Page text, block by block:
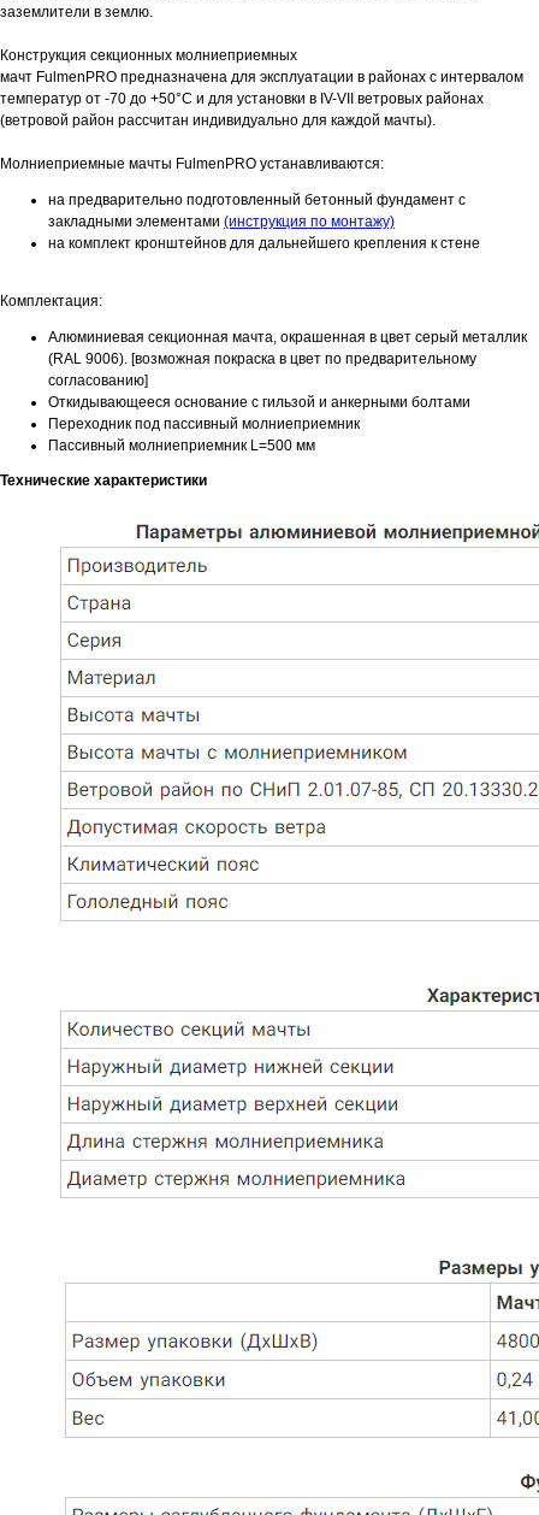
заземлители в землю.
Конструкция секционных молниеприемных
мачт FulmenPRO предназначена для эксплуатации в районах с интервалом
температур от -70 до +50°C и для установки в IV-VII ветровых районах
(ветровой район рассчитан индивидуально для каждой мачты).
Молниеприемные мачты FulmenPRO устанавливаются:
на предварительно подготовленный бетонный фундамент с
закладными элементами (инструкция по монтажу)
на комплект кронштейнов для дальнейшего крепления к стене
Комплектация:
Алюминиевая секционная мачта, окрашенная в цвет серый металлик
(RAL 9006). [возможная покраска в цвет по предварительному
согласованию]
Откидывающееся основание с гильзой и анкерными болтами
Переходник под пассивный молниеприемник
Пассивный молниеприемник L=500 мм
Технические характеристики